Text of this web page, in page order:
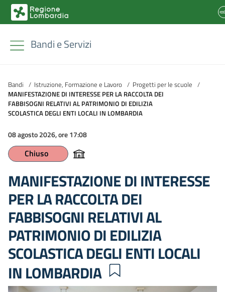
Bandi e Servizi
Bandi / Istruzione, Formazione e Lavoro / Progetti per le scuole /
MANIFESTAZIONE DI INTERESSE PER LA RACCOLTA DEI
FABBISOGNI RELATIVI AL PATRIMONIO DI EDILIZIA
SCOLASTICA DEGLI ENTI LOCALI IN LOMBARDIA
08 agosto 2026, ore 17:08
Chiuso
MANIFESTAZIONE DI INTERESSE
PER LA RACCOLTA DEI
FABBISOGNI RELATIVI AL
PATRIMONIO DI EDILIZIA
SCOLASTICA DEGLI ENTI LOCALI
IN LOMBARDIA